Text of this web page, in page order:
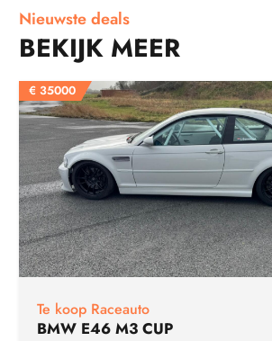
Nieuwste deals
BEKIJK MEER
€ 35000
Te koop Raceauto
BMW E46 M3 CUP